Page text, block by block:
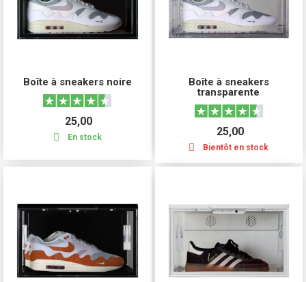
Boîte à sneakers noire
25,00
En stock
Boîte à sneakers
transparente
25,00
Bientôt en stock